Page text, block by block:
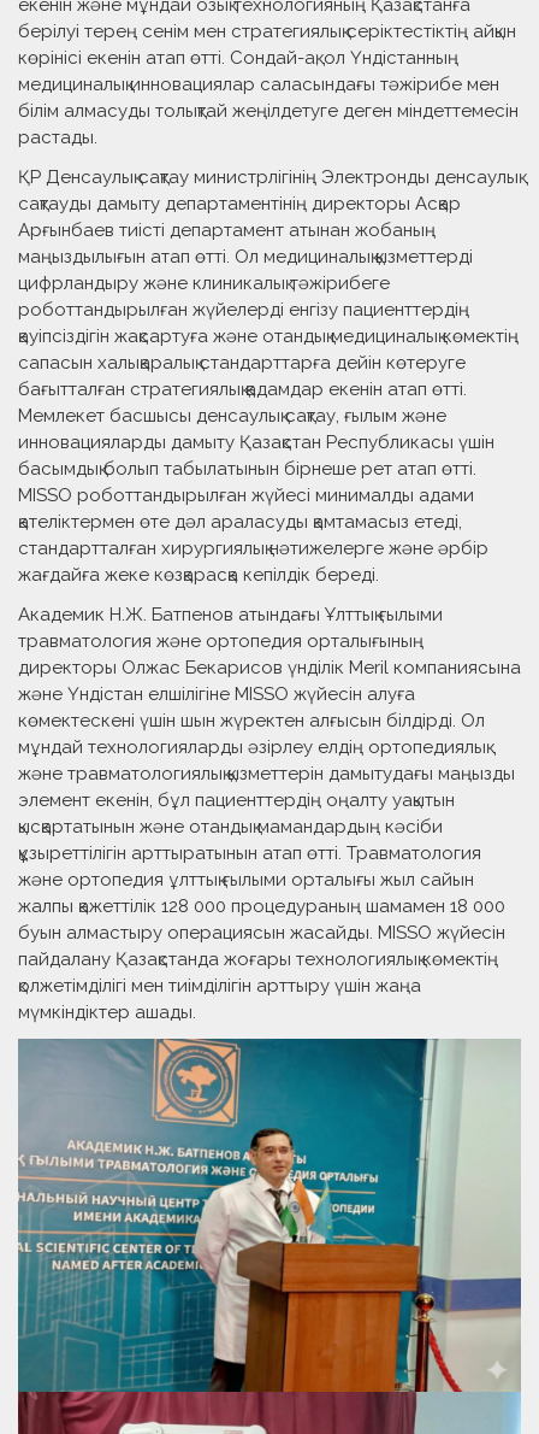
екенін және мұндай озық технологияның Қазақстанға
берілуі терең сенім мен стратегиялық серіктестіктің айқын
көрінісі екенін атап өтті. Сондай-ақ, ол Үндістанның
медициналық инновациялар саласындағы тәжірибе мен
білім алмасуды толықтай жеңілдетуге деген міндеттемесін
растады.
ҚР Денсаулық сақтау министрлігінің Электронды денсаулық
сақтауды дамыту департаментінің директоры Асқар
Арғынбаев тиісті департамент атынан жобаның
маңыздылығын атап өтті. Ол медициналық қызметтерді
цифрландыру және клиникалық тәжірибеге
роботтандырылған жүйелерді енгізу пациенттердің
қауіпсіздігін жақсартуға және отандық медициналық көмектің
сапасын халықаралық стандарттарға дейін көтеруге
бағытталған стратегиялық қадамдар екенін атап өтті.
Мемлекет басшысы денсаулық сақтау, ғылым және
инновацияларды дамыту Қазақстан Республикасы үшін
басымдық болып табылатынын бірнеше рет атап өтті.
MISSO роботтандырылған жүйесі минималды адами
қателіктермен өте дәл араласуды қамтамасыз етеді,
стандартталған хирургиялық нәтижелерге және әрбір
жағдайға жеке көзқарасқа кепілдік береді.
Академик Н.Ж. Батпенов атындағы Ұлттық ғылыми
травматология және ортопедия орталығының
директоры Олжас Бекарисов үнділік Meril компаниясына
және Үндістан елшілігіне MISSO жүйесін алуға
көмектескені үшін шын жүректен алғысын білдірді. Ол
мұндай технологияларды әзірлеу елдің ортопедиялық
және травматологиялық қызметтерін дамытудағы маңызды
элемент екенін, бұл пациенттердің оңалту уақытын
қысқартатынын және отандық мамандардың кәсіби
құзыреттілігін арттыратынын атап өтті. Травматология
және ортопедия ұлттық ғылыми орталығы жыл сайын
жалпы қажеттілік 128 000 процедураның шамамен 18 000
буын алмастыру операциясын жасайды. MISSO жүйесін
пайдалану Қазақстанда жоғары технологиялық көмектің
қолжетімділігі мен тиімділігін арттыру үшін жаңа
мүмкіндіктер ашады.